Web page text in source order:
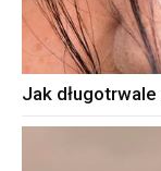
Jak